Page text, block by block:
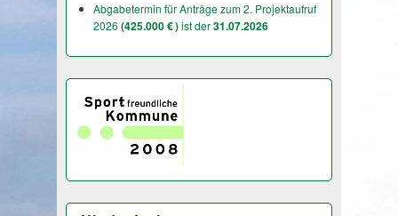
Abgabetermin für Anträge zum 2. Projektaufruf
2026 (425.000 € )ist der31.07.2026